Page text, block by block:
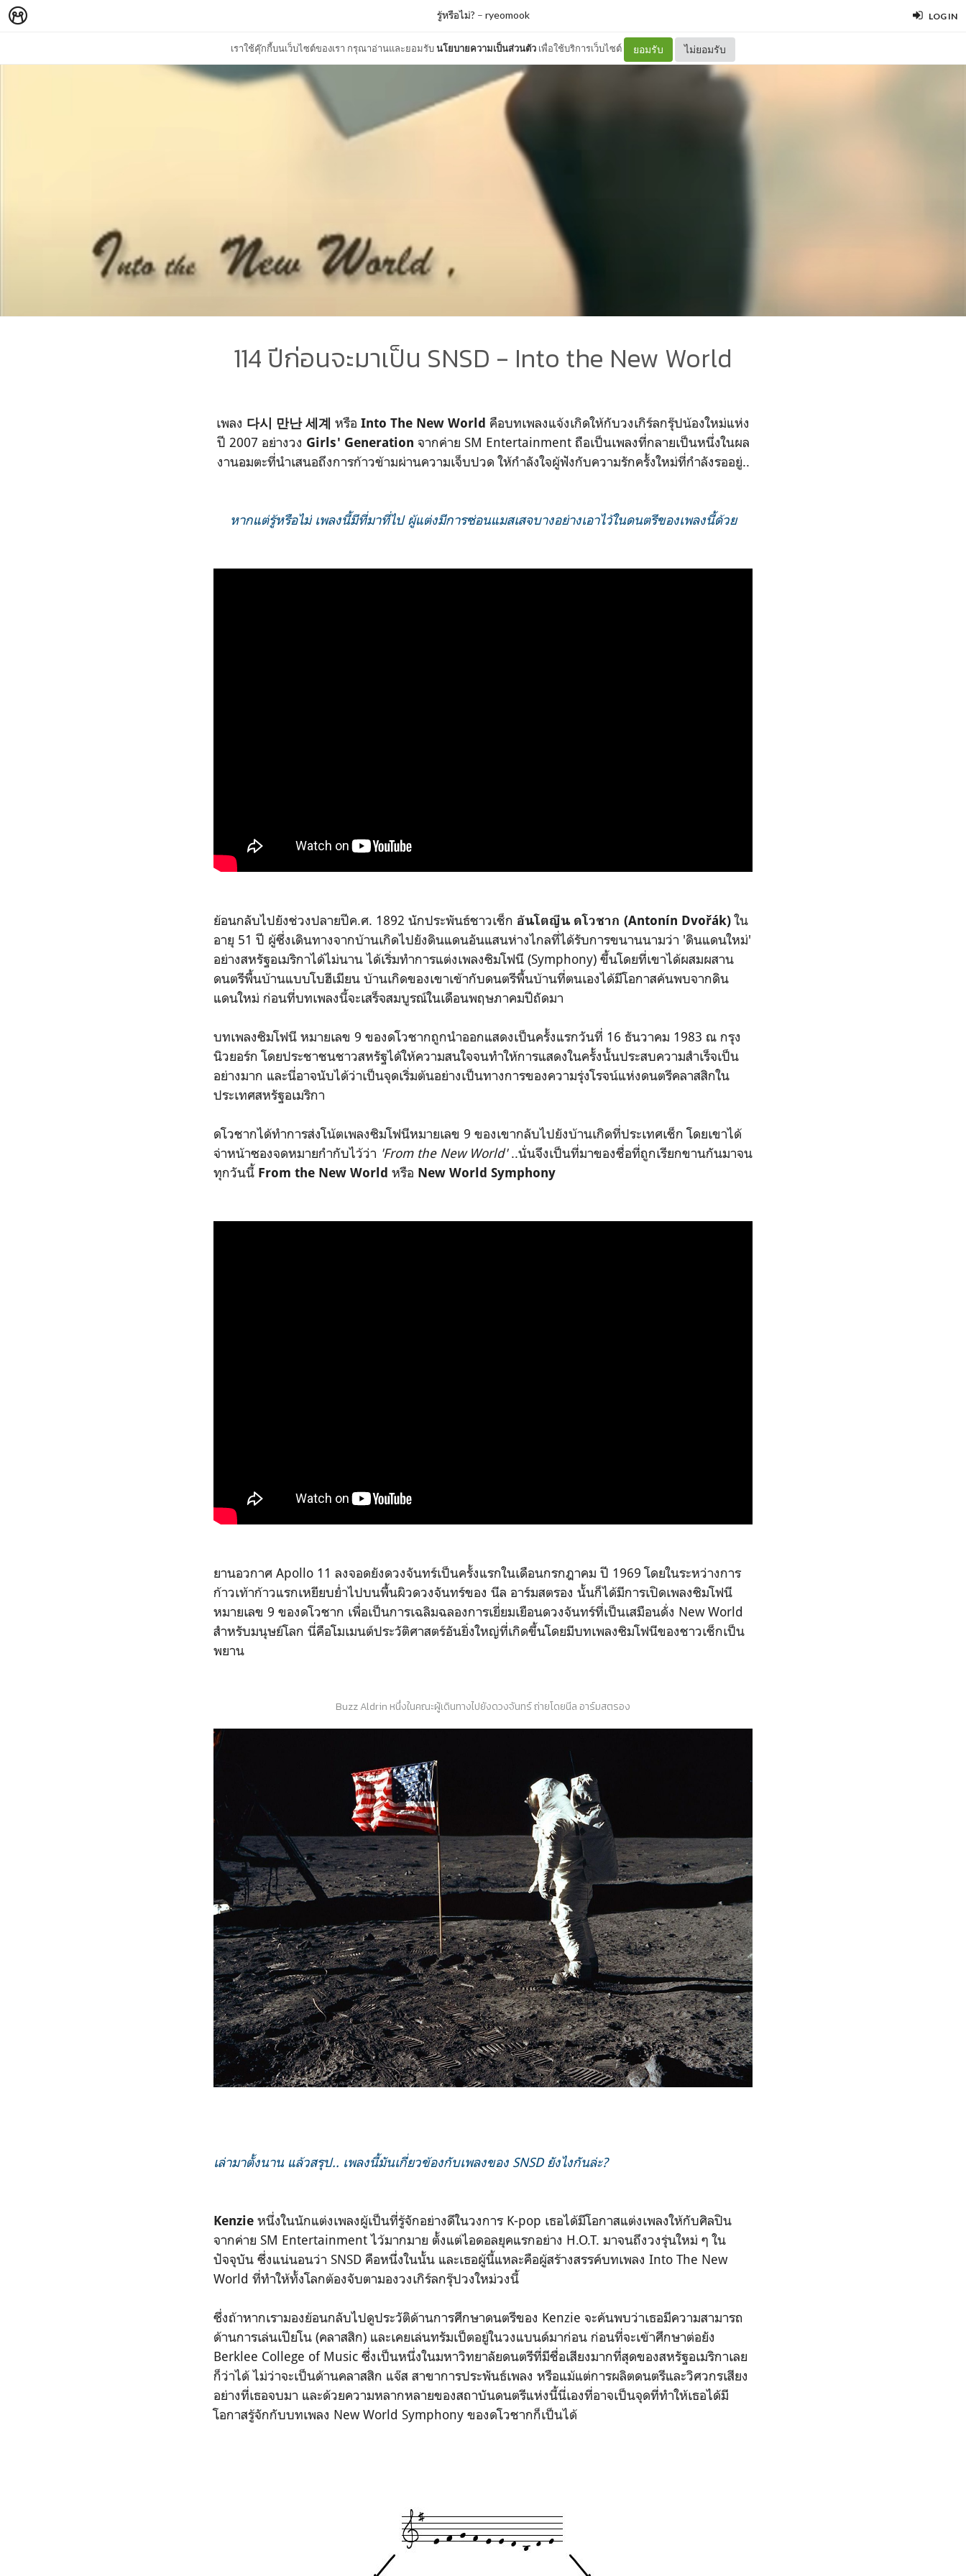
LOG IN
เราใช้คุ๊กกี้บนเว็บไซต์ของเรา กรุณาอ่านและยอมรับนโยบายความเป็นส่วนตัว เพื่อใช้บริการเว็บไซต์ ยอมรับ ไม่ยอมรับ
รู้หรือไม่? – ryeomook
114 ปีก่อนจะมาเป็น SNSD - Into the New World
เพลง 다시 만난 세계 หรือ Into The New World คือบทเพลงแจ้งเกิดให้กับวงเกิร์ลกรุ๊ปน้องใหม่แห่ง
ปี 2007 อย่างวง Girls' Generation จากค่าย SM Entertainment ถือเป็นเพลงที่กลายเป็นหนึ่งในผล
งานอมตะที่นำเสนอถึงการก้าวข้ามผ่านความเจ็บปวด ให้กำลังใจผู้ฟังกับความรักครั้งใหม่ที่กำลังรออยู่..
หากแต่รู้หรือไม่ เพลงนี้มีที่มาที่ไป ผู้แต่งมีการซ่อนแมสเสจบางอย่างเอาไว้ในดนตรีของเพลงนี้ด้วย
ย้อนกลับไปยังช่วงปลายปีค.ศ. 1892 นักประพันธ์ชาวเช็ก อันโตญีน ดโวชาก (Antonín Dvořák)ใน
อายุ 51 ปี ผู้ซึ่งเดินทางจากบ้านเกิดไปยังดินแดนอันแสนห่างไกลที่ได้รับการขนานนามว่า 'ดินแดนใหม่'
อย่างสหรัฐอเมริกาได้ไม่นาน ได้เริ่มทำการแต่งเพลงซิมโฟนี (Symphony) ขึ้นโดยที่เขาได้ผสมผสาน
ดนตรีพื้นบ้านแบบโบฮีเมียน บ้านเกิดของเขาเข้ากับดนตรีพื้นบ้านที่ตนเองได้มีโอกาสค้นพบจากดิน
แดนใหม่ ก่อนที่บทเพลงนี้จะเสร็จสมบูรณ์ในเดือนพฤษภาคมปีถัดมา
บทเพลงซิมโฟนี หมายเลข 9 ของดโวชากถูกนำออกแสดงเป็นครั้งแรกวันที่ 16 ธันวาคม 1983 ณ กรุง
นิวยอร์ก โดยประชาชนชาวสหรัฐได้ให้ความสนใจจนทำให้การแสดงในครั้งนั้นประสบความสำเร็จเป็น
อย่างมาก และนี่อาจนับได้ว่าเป็นจุดเริ่มต้นอย่างเป็นทางการของความรุ่งโรจน์แห่งดนตรีคลาสสิกใน
ประเทศสหรัฐอเมริกา
ดโวชากได้ทำการส่งโน้ตเพลงซิมโฟนีหมายเลข 9 ของเขากลับไปยังบ้านเกิดที่ประเทศเช็ก โดยเขาได้
จ่าหน้าซองจดหมายกำกับไว้ว่า 'From the New World'..นั่นจึงเป็นที่มาของชื่อที่ถูกเรียกขานกันมาจน
ทุกวันนี้ From the New World หรือ New World Symphony
ยานอวกาศ Apollo 11 ลงจอดยังดวงจันทร์เป็นครั้งแรกในเดือนกรกฎาคม ปี 1969 โดยในระหว่างการ
ก้าวเท้าก้าวแรกเหยียบย่ำไปบนพื้นผิวดวงจันทร์ของ นีล อาร์มสตรอง นั้นก็ได้มีการเปิดเพลงซิมโฟนี
หมายเลข 9 ของดโวชาก เพื่อเป็นการเฉลิมฉลองการเยี่ยมเยือนดวงจันทร์ที่เป็นเสมือนดั่ง New World
สำหรับมนุษย์โลก นี่คือโมเมนต์ประวัติศาสตร์อันยิ่งใหญ่ที่เกิดขึ้นโดยมีบทเพลงซิมโฟนีของชาวเช็กเป็น
พยาน
Buzz Aldrin หนึ่งในคณะผู้เดินทางไปยังดวงจันทร์ ถ่ายโดยนีล อาร์มสตรอง
เล่ามาตั้งนาน แล้วสรุป.. เพลงนี้มันเกี่ยวข้องกับเพลงของ SNSD ยังไงกันล่ะ?
Kenzie หนึ่งในนักแต่งเพลงผู้เป็นที่รู้จักอย่างดีในวงการ K-pop เธอได้มีโอกาสแต่งเพลงให้กับศิลปิน
จากค่าย SM Entertainment ไว้มากมาย ตั้งแต่ไอดอลยุคแรกอย่าง H.O.T. มาจนถึงวงรุ่นใหม่ ๆ ใน
ปัจจุบัน ซึ่งแน่นอนว่า SNSD คือหน่ึ่งในนั้น และเธอผู้นี้แหละคือผู้สร้างสรรค์บทเพลง Into The New
World ที่ทำให้ทั้งโลกต้องจับตามองวงเกิร์ลกรุ๊ปวงใหม่วงนี้
ซึ่งถ้าหากเรามองย้อนกลับไปดูประวัติด้านการศึกษาดนตรีของ Kenzie จะค้นพบว่าเธอมีความสามารถ
ด้านการเล่นเปียโน (คลาสสิก) และเคยเล่นทรัมเป็ตอยู่ในวงแบนด์มาก่อน ก่อนที่จะเข้าศึกษาต่อยัง
Berklee College of Music ซึ่งเป็นหนึ่งในมหาวิทยาลัยดนตรีที่มีชื่อเสียงมากที่สุดของสหรัฐอเมริกาเลย
ก็ว่าได้ ไม่ว่าจะเป็นด้านคลาสสิก แจ๊ส สาขาการประพันธ์เพลง หรือแม้แต่การผลิตดนตรีและวิศวกรเสียง
อย่างที่เธอจบมา และด้วยความหลากหลายของสถาบันดนตรีแห่งนี้นี่เองที่อาจเป็นจุดที่ทำให้เธอได้มี
โอกาสรู้จักกับบทเพลง New World Symphony ของดโวชากก็เป็นได้